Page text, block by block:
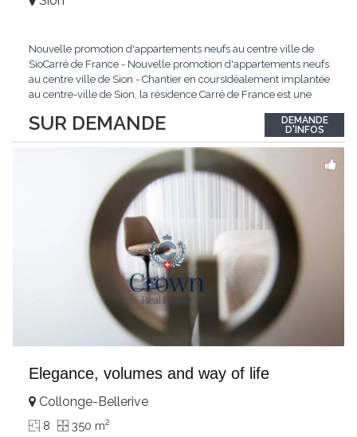
SUR DEMANDE
Nouvelle promotion d'appartements neufs au centre ville de
SioCarré de France - Nouvelle promotion d'appartements neufs
au centre ville de Sion - Chantier en coursIdéalement implantée
au centre-ville de Sion, la résidence Carré de France est une
contemporaine, qualité de vie et emplacement privilégié.Ce
projet d'envergure comprend 38...
DEMANDE
D'INFOS
Elegance, volumes and way of life
Collonge-Bellerive
8 350 m2